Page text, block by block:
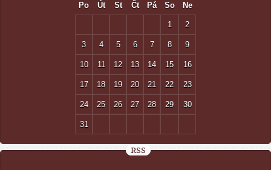
Po Út St Čt Pá So Ne
1 2
3 4 5 6 7 8 9
10 11 12 13 14 15 16
17 18 19 20 21 22 23
24 25 26 27 28 29 30
31
RSS